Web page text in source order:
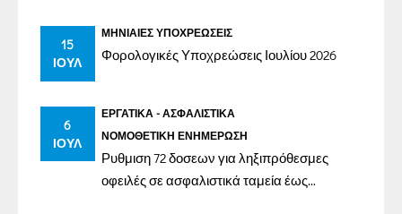
15
ΙΟΎΛ
ΜΗΝΙΑΊΕΣ ΥΠΟΧΡΕΏΣΕΙΣ
Φορολογικές Υποχρεώσεις Ιουλίου 2026
6
ΙΟΎΛ
ΕΡΓΑΤΙΚΆ - ΑΣΦΑΛΙΣΤΙΚΆ
ΝΟΜΟΘΕΤΙΚΉ ΕΝΗΜΈΡΩΣΗ
Ρυθμιση 72 δοσεων για ληξιπρόθεσμες
οφειλές σε ασφαλιστικά ταμεία έως